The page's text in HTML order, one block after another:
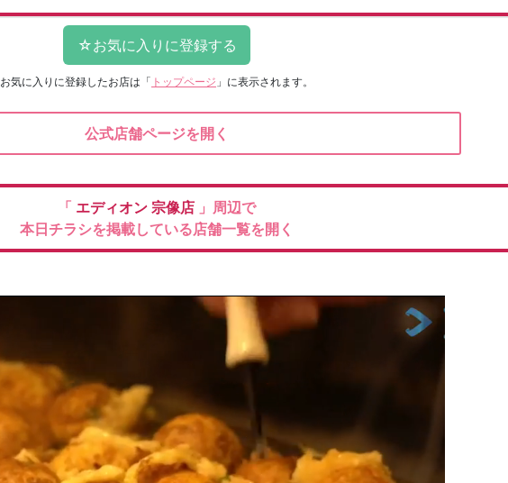
お気に入りに登録したお店は 「 トップページ 」に表示されます。
公式店舗ページを開く
「 エディオン 宗像店 」周辺で
本日チラシを掲載している店舗一覧を開く